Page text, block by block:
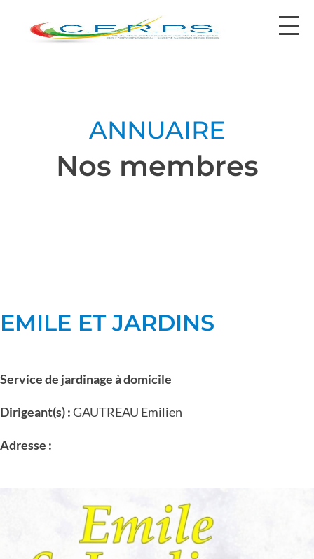
ANNUAIRE
Nos membres
EMILE ET JARDINS
Service de jardinage à domicile
Dirigeant(s) :GAUTREAU Emilien
Adresse :